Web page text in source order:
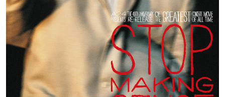
#NEW VINTAGE #マイナーグッド図鑑
#路地裏てぃーん。 #MONTHLY JOURNAL
#GH 銘品の所以 #フイナムのYouTube
#Commune H #FOCUS IT #AH.H
#ととけん #FASHION #MUSIC #MOVIE
#LIFESTYLE #SNEAKER #OUTDOOR